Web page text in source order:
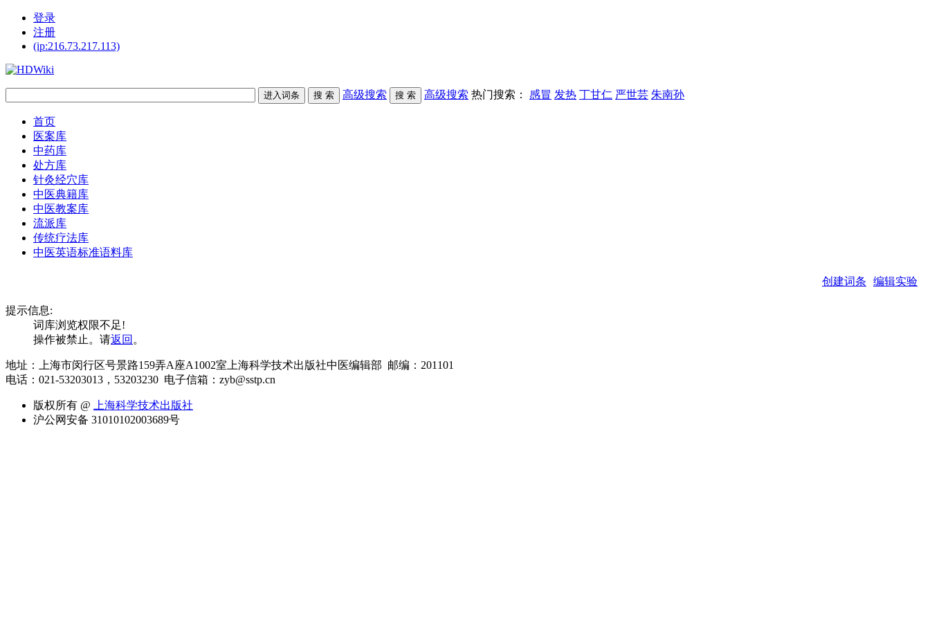
登录
注册
(ip:216.73.217.113)
高级搜索 高级搜索 热门搜索： 感冒 发热 丁甘仁 严世芸 朱南孙
首页
医案库
中药库
处方库
针灸经穴库
中医典籍库
中医教案库
流派库
传统疗法库
中医英语标准语料库
创建词条 编辑实验
提示信息:
词库浏览权限不足!
操作被禁止。请返回 。
地址：上海市闵行区号景路159弄A座A1002室上海科学技术出版社中医编辑部 邮编：201101
电话：021-53203013，53203230 电子信箱：zyb@sstp.cn
版权所有 @
上海科学技术出版社
沪公网安备 31010102003689号